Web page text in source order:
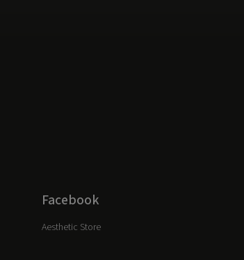
Facebook
Aesthetic Store